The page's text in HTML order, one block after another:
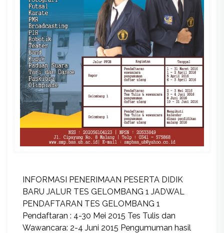
INFORMASI PENERIMAAN PESERTA DIDIK
BARU JALUR TES GELOMBANG 1 JADWAL
PENDAFTARAN TES GELOMBANG 1
Pendaftaran : 4-30 Mei 2015 Tes Tulis dan
Wawancara: 2-4 Juni 2015 Pengumuman hasil